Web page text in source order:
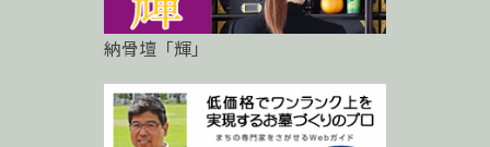
納骨壇「輝」